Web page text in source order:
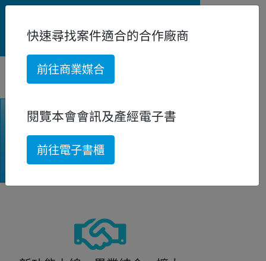
快速尋找案件適合的合作廠商
前往商業媒合
閱覽本會會訊及產經電子書
前往電子書櫃